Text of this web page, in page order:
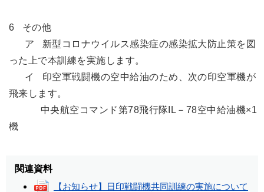
6 その他
ア 新型コロナウイルス感染症の感染拡大防止策を図
った上で本訓練を実施します。
イ 印空軍戦闘機の空中給油のため、次の印空軍機が
飛来します。
中央航空コマンド第78飛行隊IL－78空中給油機×1
機
関連資料
【お知らせ】日印戦闘機共同訓練の実施について